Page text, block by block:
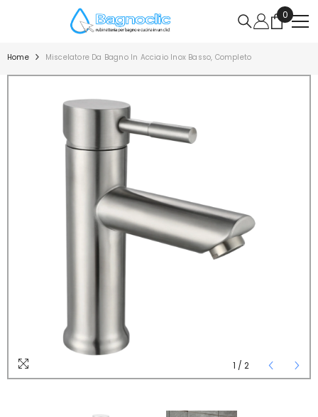
0
0
articoli
Home Miscelatore Da Bagno In Acciaio Inox Basso, Completo
1 / 2